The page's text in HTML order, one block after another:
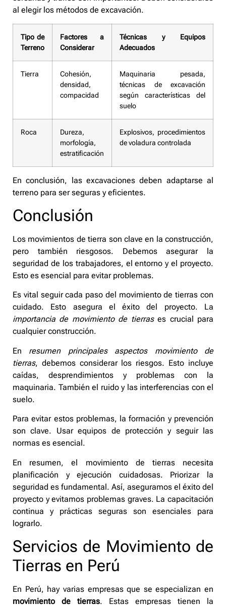
al elegir los métodos de excavación.
Tipo de
Terreno
Factores a
Considerar
Técnicas y Equipos
Adecuados
Tierra
Cohesión,
densidad,
compacidad
Maquinaria pesada,
técnicas de excavación
según características del
suelo
Roca
Dureza,
morfología,
estratificación
Explosivos, procedimientos
de voladura controlada
En conclusión, las excavaciones deben adaptarse al
terreno para ser seguras y eficientes.
Conclusión
Los movimientos de tierra son clave en la construcción,
pero también riesgosos. Debemos asegurar la
seguridad de los trabajadores, el entorno y el proyecto.
Esto es esencial para evitar problemas.
Es vital seguir cada paso del movimiento de tierras con
cuidado. Esto asegura el éxito del proyecto. La
importancia de movimiento de tierrases crucial para
cualquier construcción.
En resumen principales aspectos movimiento de
tierras, debemos considerar los riesgos. Esto incluye
caídas, desprendimientos y problemas con la
maquinaria. También el ruido y las interferencias con el
suelo.
Para evitar estos problemas, la formación y prevención
son clave. Usar equipos de protección y seguir las
normas es esencial.
En resumen, el movimiento de tierras necesita
planificación y ejecución cuidadosas. Priorizar la
seguridad es fundamental. Así, aseguramos el éxito del
proyecto y evitamos problemas graves. La capacitación
continua y prácticas seguras son esenciales para
lograrlo.
Servicios de Movimiento de
Tierras en Perú
En Perú, hay varias empresas que se especializan en
movimiento de tierras. Estas empresas tienen la